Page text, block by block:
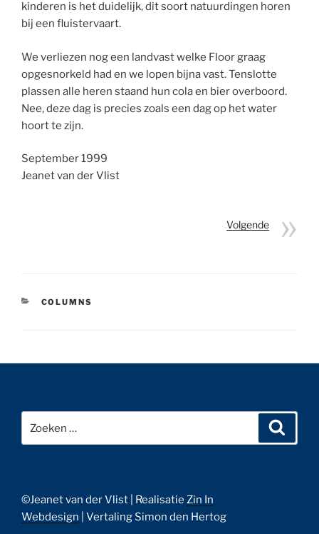
kinderen is het duidelijk, dit soort natuurdingen horen
bij een fluistervaart.
We verliezen nog een landvast welke Floor graag
opgesnorkeld had en we lopen bijna vast. Tenslotte
plassen alle heren staand hun cola en bier overboord.
Nee, deze dag is precies zoals een dag op het water
hoort te zijn.
September 1999
Jeanet van der Vlist
Volgende
CATEGORIEËN
COLUMNS
naar:
©Jeanet van der Vlist | Realisatie Zin In
Webdesign | Vertaling Simon den Hertog